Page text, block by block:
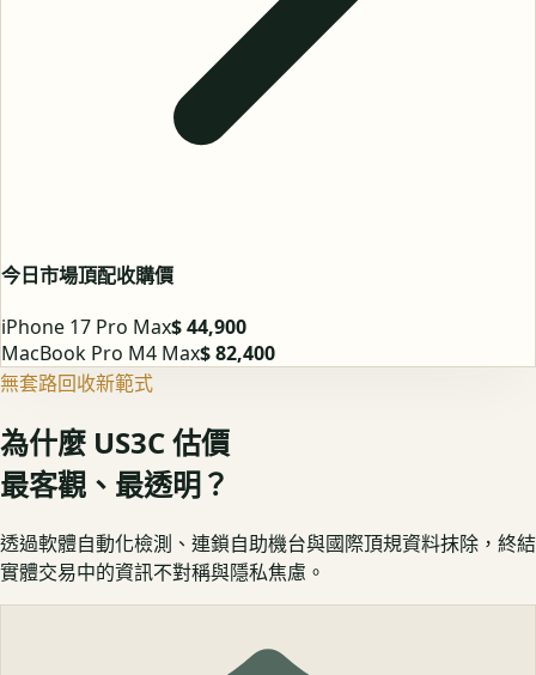
今日市場頂配收購價
iPhone 17 Pro Max$ 44,900
MacBook Pro M4 Max$ 82,400
無套路回收新範式
為什麼 US3C 估價
最客觀、最透明？
透過軟體自動化檢測、連鎖自助機台與國際頂規資料抹除，終結
實體交易中的資訊不對稱與隱私焦慮。